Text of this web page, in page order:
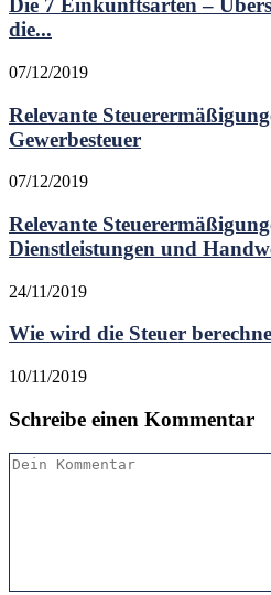
Die 7 Einkunftsarten –
die...
07/12/2019
Relevante
Gewerbesteuer
07/12/2019
Relevante
Dienstleistungen und
24/11/2019
Wie wird die Steuer
10/11/2019
Schreibe einen Kommentar